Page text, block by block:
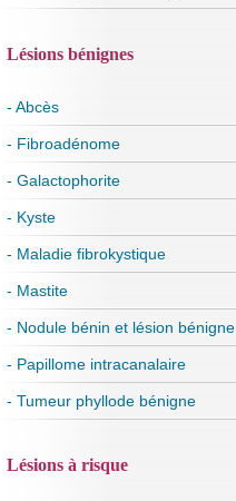
Lésions bénignes
- Abcès
- Fibroadénome
- Galactophorite
- Kyste
- Maladie fibrokystique
- Mastite
- Nodule bénin et lésion bénigne
- Papillome intracanalaire
- Tumeur phyllode bénigne
Lésions à risque